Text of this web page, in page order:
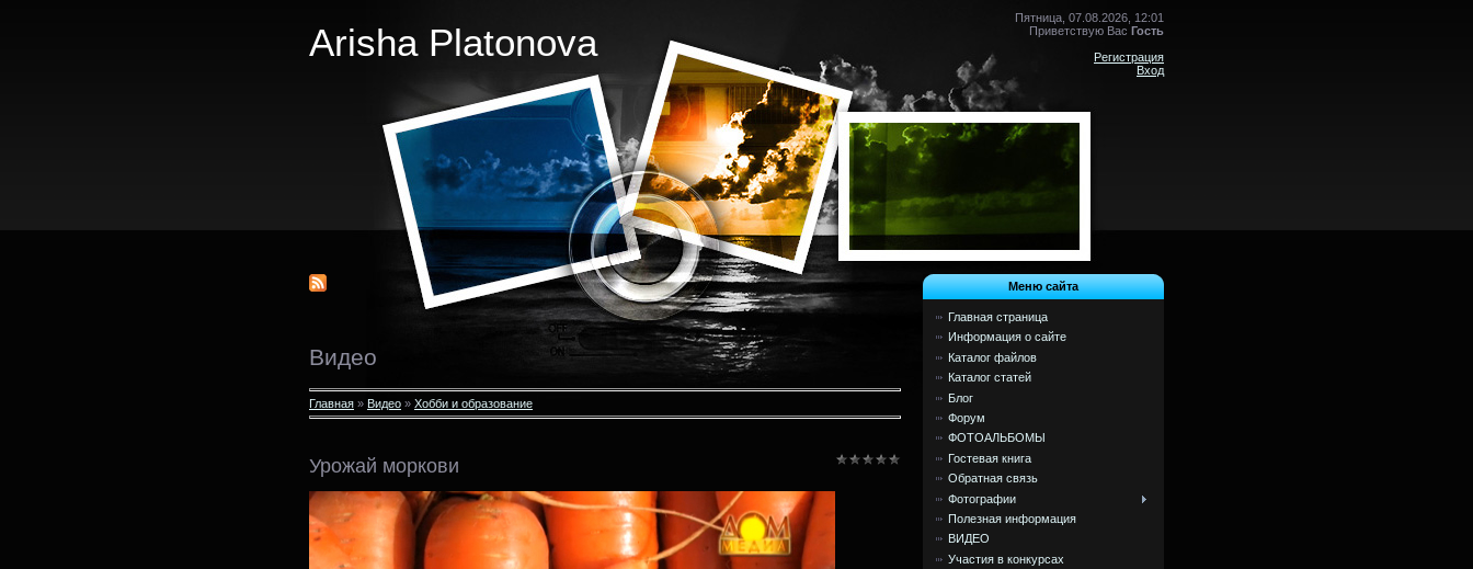
Arisha Platonova
Пятница, 07.08.2026, 12:01
Приветствую Вас Гость
Регистрация
Вход
Видео
Главная » Видео » Хобби и образование
Урожай моркови
Меню сайта
Главная страница
Информация о сайте
Каталог файлов
Каталог статей
Блог
Форум
ФОТОАЛЬБОМЫ
Гостевая книга
Обратная связь
Фотографии
Полезная информация
ВИДЕО
Участия в конкурсах